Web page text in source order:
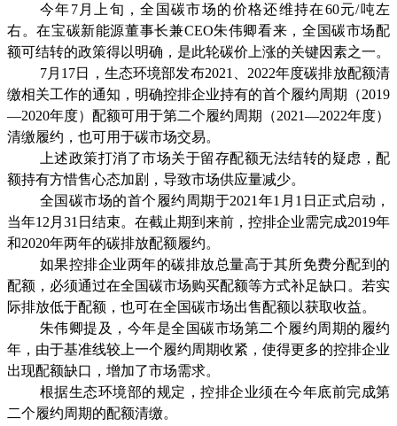
今年7月上旬，全国碳市场的价格还维持在60元/吨左
右。在宝碳新能源董事长兼CEO朱伟卿看来，全国碳市场配
额可结转的政策得以明确，是此轮碳价上涨的关键因素之一。
7月17日，生态环境部发布2021、2022年度碳排放配额清
缴相关工作的通知，明确控排企业持有的首个履约周期（2019
—2020年度）配额可用于第二个履约周期（2021—2022年度）
清缴履约，也可用于碳市场交易。
上述政策打消了市场关于留存配额无法结转的疑虑，配
额持有方惜售心态加剧，导致市场供应量减少。
全国碳市场的首个履约周期于2021年1月1日正式启动，
当年12月31日结束。在截止期到来前，控排企业需完成2019年
和2020年两年的碳排放配额履约。
如果控排企业两年的碳排放总量高于其所免费分配到的
配额，必须通过在全国碳市场购买配额等方式补足缺口。若实
际排放低于配额，也可在全国碳市场出售配额以获取收益。
朱伟卿提及，今年是全国碳市场第二个履约周期的履约
年，由于基准线较上一个履约周期收紧，使得更多的控排企业
出现配额缺口，增加了市场需求。
根据生态环境部的规定，控排企业须在今年底前完成第
二个履约周期的配额清缴。